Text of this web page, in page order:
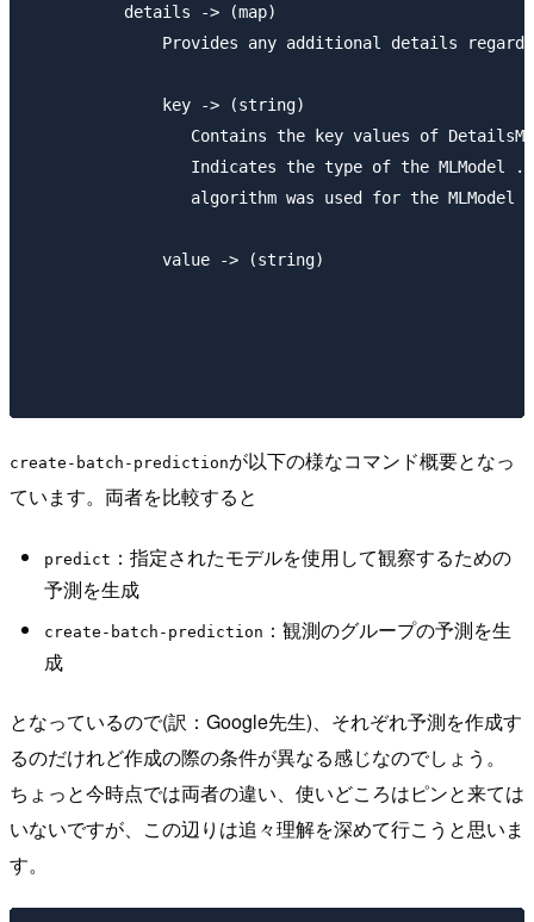
          details -> (map)
Provides any additional details
              key -> (string)
Contains the key values of
Indicates the type of the MLModel .
                 algorithm was used for the MLModel .
              value -> (string)
create-batch-predictionが以下の様なコマンド概要となっ
ています。両者を比較すると
predict ：指定されたモデルを使用して観察するための
予測を生成
create-batch-prediction ：観測のグループの予測を生
成
となっているので(訳：Google先生)、それぞれ予測を作成す
るのだけれど作成の際の条件が異なる感じなのでしょう。
ちょっと今時点では両者の違い、使いどころはピンと来ては
いないですが、この辺りは追々理解を深めて行こうと思いま
す。